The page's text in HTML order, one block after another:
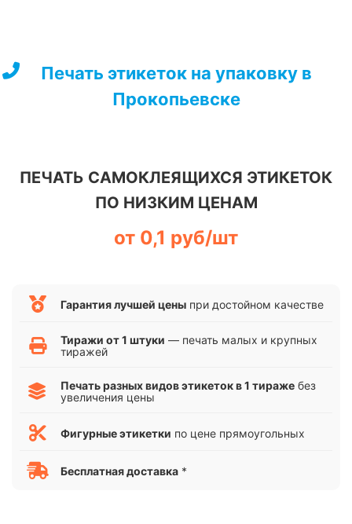
Печать этикеток на упаковку в
Прокопьевске
ПЕЧАТЬ САМОКЛЕЯЩИХСЯ ЭТИКЕТОК
ПО НИЗКИМ ЦЕНАМ
от 0,1 руб/шт
Гарантия лучшей цены при достойном качестве
Тиражи от 1 штуки — печать малых и крупных
тиражей
Печать разных видов этикеток в 1 тираже без
увеличения цены
Фигурные этикетки по цене прямоугольных
Бесплатная доставка *